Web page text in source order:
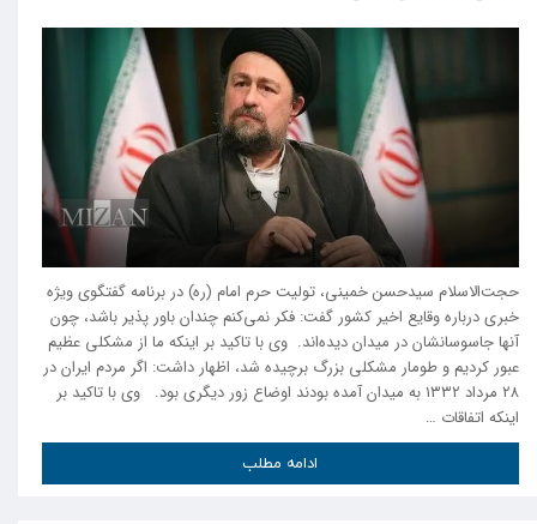
حجت‌الاسلام سیدحسن خمینی، تولیت حرم امام (ره) در برنامه گفتگوی ویژه
خبری درباره وقایع اخیر کشور گفت: فکر نمی‌کنم چندان باور پذیر باشد، چون
آنها جاسوسانشان در میدان دیده‌اند. وی با تاکید بر اینکه ما از مشکلی عظیم
عبور کردیم و طومار مشکلی بزرگ برچیده شد، اظهار داشت: اگر مردم ایران در
۲۸ مرداد ۱۳۳۲ به میدان آمده بودند اوضاع زور دیگری بود. وی با تاکید بر
اینکه اتفاقات …
ادامه مطلب